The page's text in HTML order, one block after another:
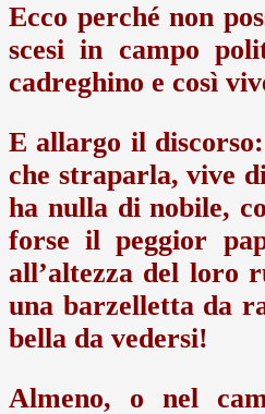
Ecco perché non
scesi in campo
cadreghino e così
E allargo il discorso:
che straparla, vive
ha nulla di nobile,
forse il peggior
all’altezza del loro
una barzelletta da
bella da vedersi!
Almeno, o nel